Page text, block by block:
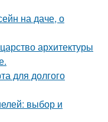
на даче, о
архитектуры
для долгого
выбор и